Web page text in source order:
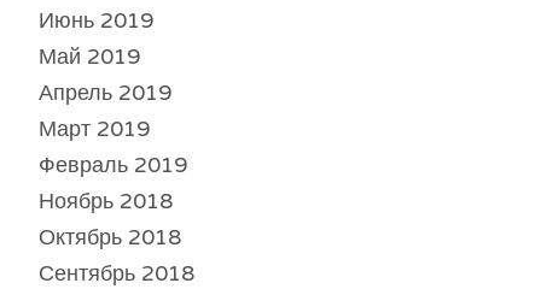
Июнь 2019
Май 2019
Апрель 2019
Март 2019
Февраль 2019
Ноябрь 2018
Октябрь 2018
Сентябрь 2018